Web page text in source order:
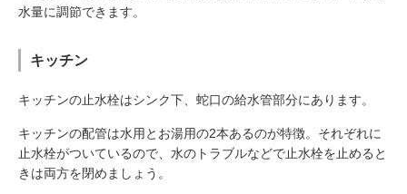
水量に調節できます。
キッチン
キッチンの止水栓はシンク下、蛇口の給水管部分にあります。
キッチンの配管は水用とお湯用の2本あるのが特徴。それぞれに
止水栓がついているので、水のトラブルなどで止水栓を止めると
きは両方を閉めましょう。